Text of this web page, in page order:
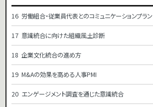
労働組合・従業員代表とのコミュニケーションプラン
意識統合に向けた組織風土診断
企業文化統合の進め方
M&Aの効果を高める人事PMI
エンゲージメント調査を通じた意識統合